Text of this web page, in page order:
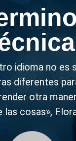
idioma no es
diferentes
otra
las cosas»,